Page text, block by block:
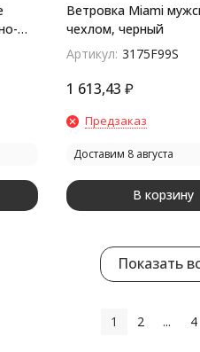
Ветровка Miami
чехлом, черный
Артикул: 3175F99S
1 613,43 ₽
Предзаказ
Доставим 8 августа
В корзину
Показать
1 2 ... 4